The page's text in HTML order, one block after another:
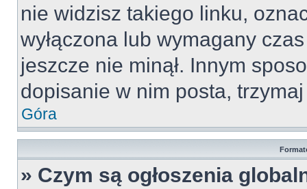
nie widzisz takiego linku,
wyłączona lub wymagany
jeszcze nie minął. Innym
dopisanie w nim posta,
Góra
» Czym są ogłoszenia